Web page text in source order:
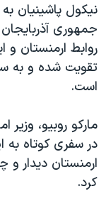
سفر پرزیدنت
نیکول پاشینیان
جمهوری
روابط ارمنستان و
تقویت شده و به
است.
مارکو روبیو، وزیر
در سفری کوتاه به
ارمنستان دیدار و
کرد.